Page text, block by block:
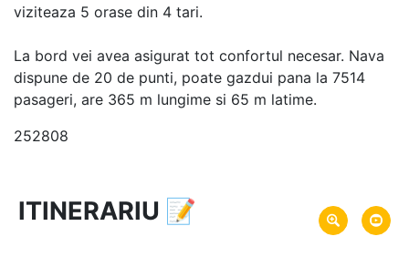
viziteaza 5 orase din 4 tari.
La bord vei avea asigurat tot confortul necesar. Nava
dispune de 20 de punti, poate gazdui pana la 7514
pasageri, are 365 m lungime si 65 m latime.
252808
8 zile vacanta de croaziera in
link oferta
ITINERARIU 📝